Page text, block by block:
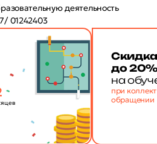
деятельность
01242403
до
на
при
обращении